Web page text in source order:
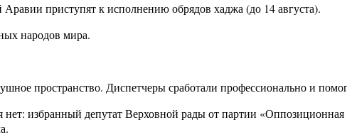
приступят к исполнению обрядов хаджа (до 14 августа).
народов мира.
пространство. Диспетчеры сработали профессионально и
нет: избранный депутат Верховной рады от партии